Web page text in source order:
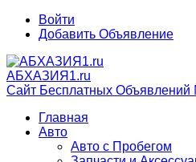
Войти
Добавить Объявление
АБХАЗИЯ1.ru
Сайт Бесплатных Объявлений
Главная
Авто
Авто с Пробегом